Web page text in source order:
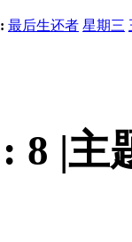
最后生还者 星期三
8 |主